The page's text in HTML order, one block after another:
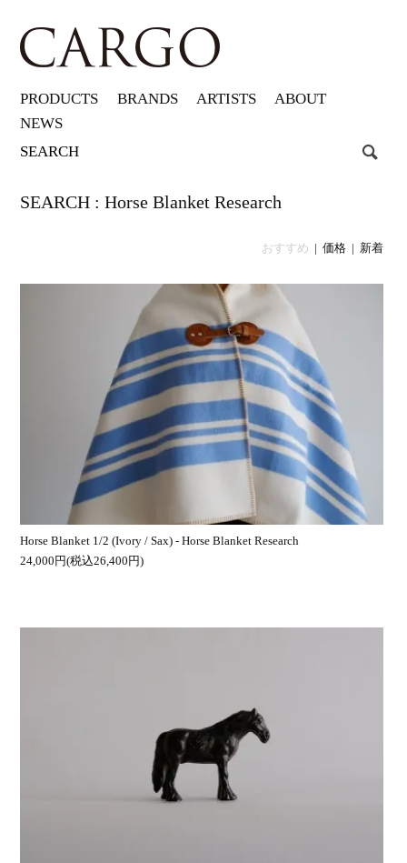
PRODUCTS BRANDS ARTISTS
ABOUT
NEWS
SEARCH : Horse Blanket Research
おすすめ | 価格| 新着
Horse Blanket 1/2 (Ivory / Sax) - Horse Blanket Research
24,000円(税込26,400円)